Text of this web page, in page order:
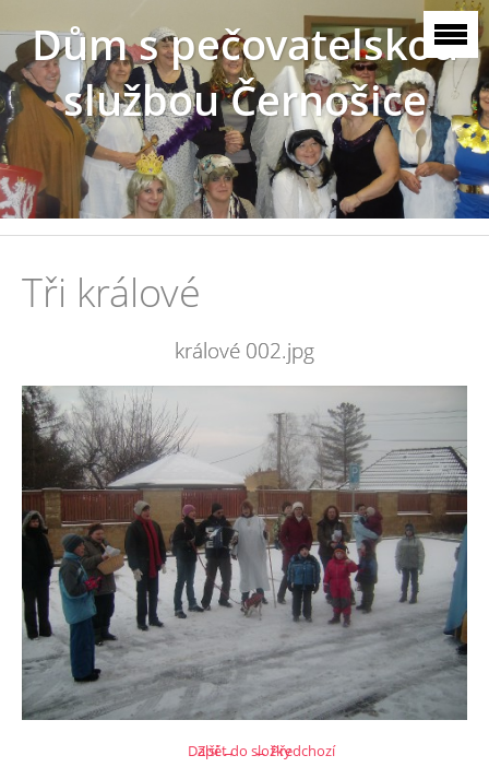
Dům s pečovatelskou
službou Černošice
Tři králové
králové 002.jpg
← Předchozí
Další →
Zpět do složky